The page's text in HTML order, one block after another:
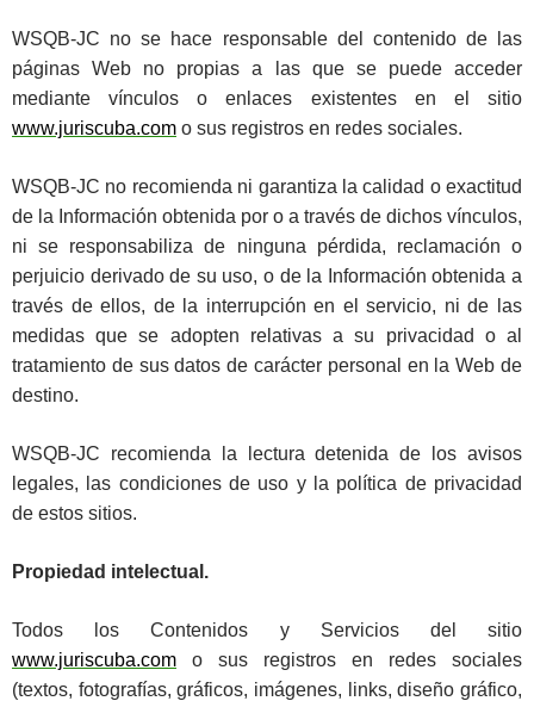
WSQB-JC no se hace responsable del contenido de las
páginas Web no propias a las que se puede acceder
mediante vínculos o enlaces existentes en el sitio
www.juriscuba.com o sus registros en redes sociales.
WSQB-JC no recomienda ni garantiza la calidad o exactitud
de la Información obtenida por o a través de dichos vínculos,
ni se responsabiliza de ninguna pérdida, reclamación o
perjuicio derivado de su uso, o de la Información obtenida a
través de ellos, de la interrupción en el servicio, ni de las
medidas que se adopten relativas a su privacidad o al
tratamiento de sus datos de carácter personal en la Web de
destino.
WSQB-JC recomienda la lectura detenida de los avisos
legales, las condiciones de uso y la política de privacidad
de estos sitios.
Propiedad intelectual.
Todos los Contenidos y Servicios del sitio
www.juriscuba.com o sus registros en redes sociales
(textos, fotografías, gráficos, imágenes, links, diseño gráfico,